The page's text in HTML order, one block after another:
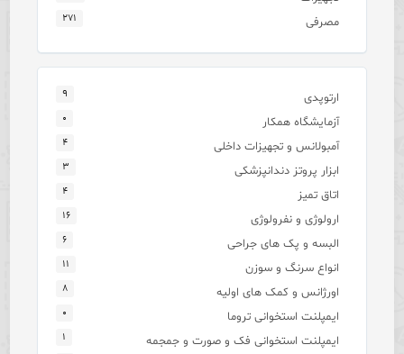
مصرفی ۲۷۱
ارتوپدی ۹
آزمایشگاه همکار ۰
آمبولانس و تجهیزات داخلی ۴
ابزار پروتز دندانپزشکی ۳
اتاق تمیز ۴
ارولوژی و نفرولوژی ۱۶
البسه و پک های جراحی ۶
انواع سرنگ و سوزن ۱۱
اورژانس و کمک های اولیه ۸
ایمپلنت استخوانی تروما ۰
ایمپلنت استخوانی فک و صورت و جمجمه ۱